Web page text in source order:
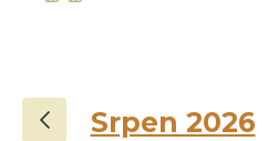
Srpen 2026